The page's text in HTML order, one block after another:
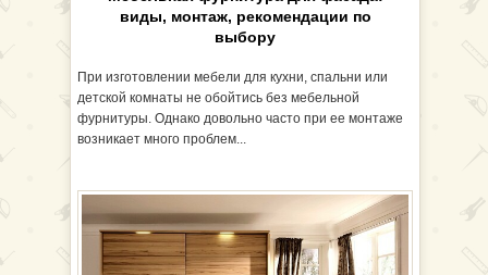
виды, монтаж, рекомендации по
выбору
При изготовлении мебели для кухни, спальни или
детской комнаты не обойтись без мебельной
фурнитуры. Однако довольно часто при ее монтаже
возникает много проблем...